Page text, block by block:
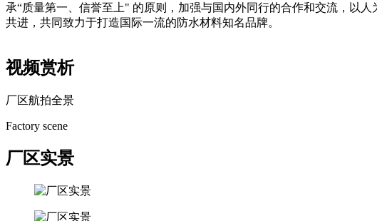
承“质量第一、信誉至上" 的原则，加强与国内外同行的合作和交流，以
共进，共同致力于打造国际一流的防水材料知名品牌。
视频赏析
厂区航拍全景
Factory scene
厂区实景